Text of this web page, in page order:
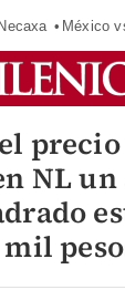
México
precio
NL un
mil